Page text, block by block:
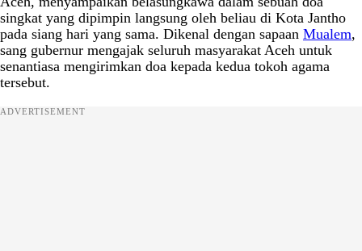
singkat yang dipimpin langsung oleh beliau di Kota Jantho
pada siang hari yang sama. Dikenal dengan sapaan Mualem,
sang gubernur mengajak seluruh masyarakat Aceh untuk
senantiasa mengirimkan doa kepada kedua tokoh agama
tersebut.
ADVERTISEMENT